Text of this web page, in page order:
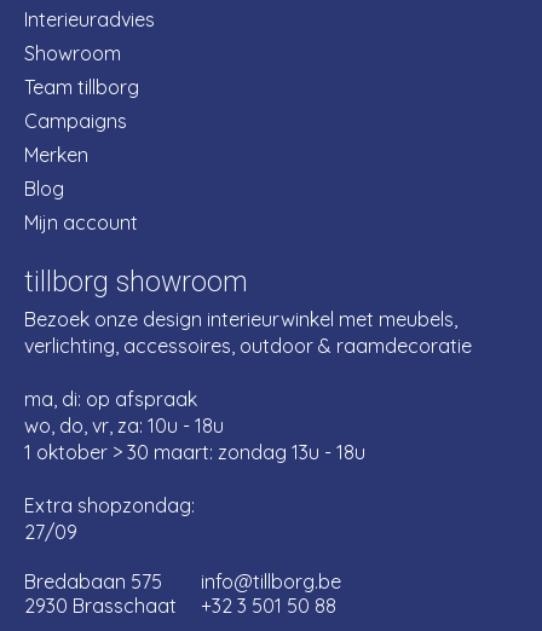
Interieuradvies
Showroom
Team tillborg
Campaigns
Merken
Blog
Mijn account
tillborg showroom
Bezoek onze design interieurwinkel met meubels,
verlichting, accessoires, outdoor & raamdecoratie
ma, di: op afspraak
wo, do, vr, za: 10u - 18u
1 oktober > 30 maart: zondag 13u - 18u
Extra shopzondag:
27/09
Bredabaan 575
2930 Brasschaat
info@tillborg.be
+32 3 501 50 88